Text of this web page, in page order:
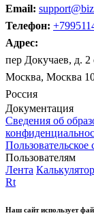
Email:
Телефон:
Адрес:
пер Докучаев, д.
Москва, Москва
Россия
Документация
Сведения об
Пользовательское
Пользователям
Лента
Rt
Наш сайт использует